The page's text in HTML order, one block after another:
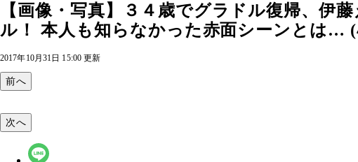
【画像・写真】３４歳でグラドル復帰、伊
ル！ 本人も知らなかった赤面シーンとは…
2017年10月31日 15:00 更新
前へ
次へ